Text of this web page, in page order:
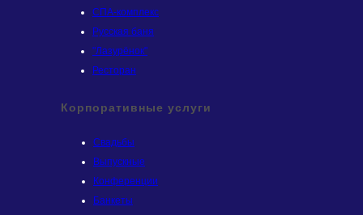
СПА-комплекс
Русская баня
"Лазурёнок"
Ресторан
Корпоративные услуги
Свадьбы
Выпускные
Конференции
Банкеты